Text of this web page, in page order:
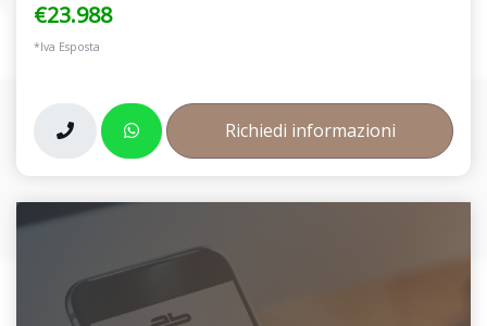
€23.988
*Iva Esposta
Richiedi informazioni